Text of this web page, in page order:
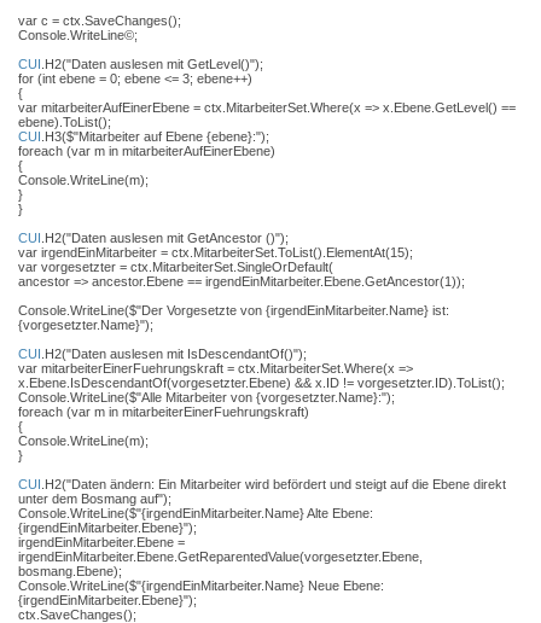
var c = ctx.SaveChanges();
Console.WriteLine©;
CUI .H2("Daten auslesen mit GetLevel()");
for (int ebene = 0; ebene <= 3; ebene++)
{
var mitarbeiterAufEinerEbene = ctx.MitarbeiterSet.Where(x => x.Ebene.GetLevel() ==
ebene).ToList();
CUI .H3($"Mitarbeiter auf Ebene {ebene}:");
foreach (var m in mitarbeiterAufEinerEbene)
{
Console.WriteLine(m);
}
}
CUI .H2("Daten auslesen mit GetAncestor ()");
var irgendEinMitarbeiter = ctx.MitarbeiterSet.ToList().ElementAt(15);
var vorgesetzter = ctx.MitarbeiterSet.SingleOrDefault(
ancestor => ancestor.Ebene == irgendEinMitarbeiter.Ebene.GetAncestor(1));
Console.WriteLine($"Der Vorgesetzte von {irgendEinMitarbeiter.Name} ist:
{vorgesetzter.Name}");
CUI .H2("Daten auslesen mit IsDescendantOf()");
var mitarbeiterEinerFuehrungskraft = ctx.MitarbeiterSet.Where(x =>
x.Ebene.IsDescendantOf(vorgesetzter.Ebene) && x.ID != vorgesetzter.ID).ToList();
Console.WriteLine($"Alle Mitarbeiter von {vorgesetzter.Name}:");
foreach (var m in mitarbeiterEinerFuehrungskraft)
{
Console.WriteLine(m);
}
CUI .H2("Daten ändern: Ein Mitarbeiter wird befördert und steigt auf die Ebene direkt
unter dem Bosmang auf");
Console.WriteLine($"{irgendEinMitarbeiter.Name} Alte Ebene:
{irgendEinMitarbeiter.Ebene}");
irgendEinMitarbeiter.Ebene =
irgendEinMitarbeiter.Ebene.GetReparentedValue(vorgesetzter.Ebene,
bosmang.Ebene);
Console.WriteLine($"{irgendEinMitarbeiter.Name} Neue Ebene:
{irgendEinMitarbeiter.Ebene}");
ctx.SaveChanges();